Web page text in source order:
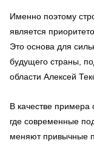
Именно поэтому
является
Это основа для
будущего страны,
области Алексей
В качестве
где современные
меняют привычные